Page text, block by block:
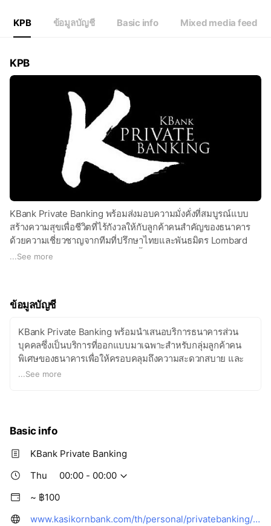
00:00 - 00:00
KPB ข้อมูลบัญชี Basic info Mixed media feed
KPB
KBank Private Banking พร้อมส่งมอบความมั่งคั่งที่สมบูรณ์แบบ
สร้างความสุขเพื่อชีวิตที่ไร้กังวลให้กับลูกค้าคนสำคัญของธนาคาร
ด้วยความเชี่ยวชาญจากทีมที่ปรึกษาไทยและพันธมิตร Lombard
Odier ผู้ให้บริการด้านไพรเวทแบงกิ้งระดับโลกจากสวิตเซอร์แลนด์
สนับสนุนธุรกิจที่คำนึงถึงสังคม สิ่งแวดล้อม และบรรษัทภิบาล เพื่อยก
สร้างผลตอบแทนในระยะยาวและสร้างผลกระทบเชิงบวกต่อสังคม
และสิ่งแวดล้อม เพื่อร่วมสร้างโลกที่ดีขึ้น ให้คนรุ่นถัดไปได้ใช้ชีวิต
อย่างมีคุณภาพ
...See more
ข้อมูลบัญชี
KBank Private Banking พร้อมนำเสนอบริการธนาคารส่วน
บุคคลซึ่งเป็นบริการที่ออกแบบมาเฉพาะสำหรับกลุ่มลูกค้าคน
พิเศษของธนาคารเพื่อให้ครอบคลุมถึงความสะดวกสบาย และ
เหนือกว่าในทุกแง่มุม
...See more
Basic info
KBank Private Banking
Thu
00:00 - 00:00
~ ฿100
www.kasikornbank.com/th/personal/privatebanking/Pages/default.aspx